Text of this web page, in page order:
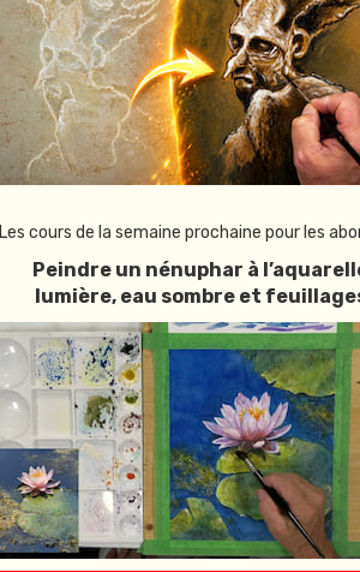
Les cours de la semaine prochaine pour les
Peindre un nénuphar à
lumière, eau sombre et